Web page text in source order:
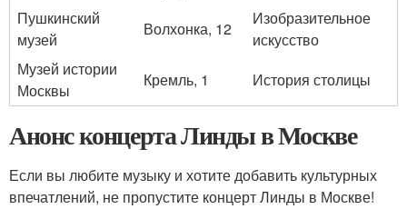
Пушкинский
музей
Волхонка, 12
Изобразительное
искусство
Музей истории
Москвы
Кремль, 1 История столицы
Анонс концерта Линды в Москве
Если вы любите музыку и хотите добавить культурных
впечатлений, не пропустите концерт Линды в Москве!